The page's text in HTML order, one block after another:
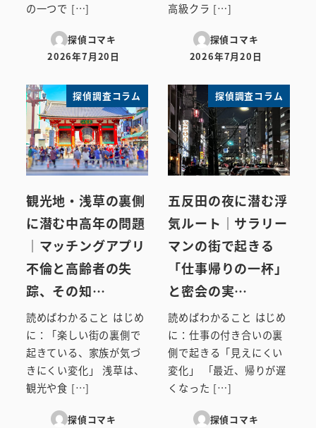
の一つで […]
探偵コマキ
投稿日
2026年7月20日
高級クラ […]
探偵コマキ
投稿日
2026年7月20日
探偵調査コラム
観光地・浅草の裏側
に潜む中高年の問題
｜マッチングアプリ
不倫と高齢者の失
踪、その知…
読めばわかること はじめ
に：「楽しい街の裏側で
起きている、家族が気づ
きにくい変化」 浅草は、
観光や食 […]
探偵コマキ
探偵調査コラム
五反田の夜に潜む浮
気ルート｜サラリー
マンの街で起きる
「仕事帰りの一杯」
と密会の実…
読めばわかること はじめ
に：仕事の付き合いの裏
側で起きる「見えにくい
変化」 「最近、帰りが遅
くなった […]
探偵コマキ